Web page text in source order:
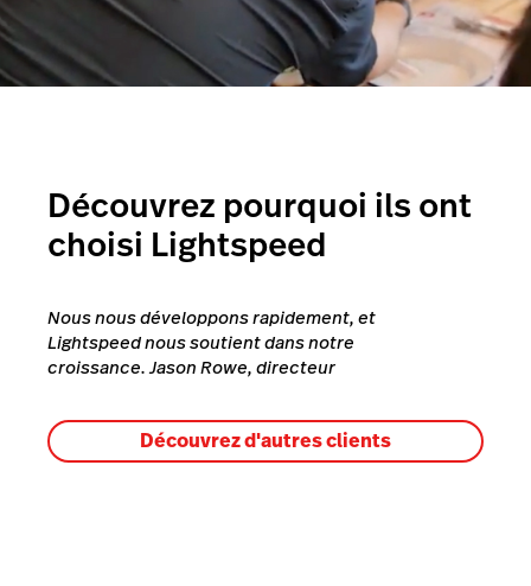
Découvrez pourquoi ils ont
choisi Lightspeed
Nous nous développons rapidement, et
Lightspeed nous soutient dans notre
croissance. Jason Rowe, directeur
Découvrez d'autres clients